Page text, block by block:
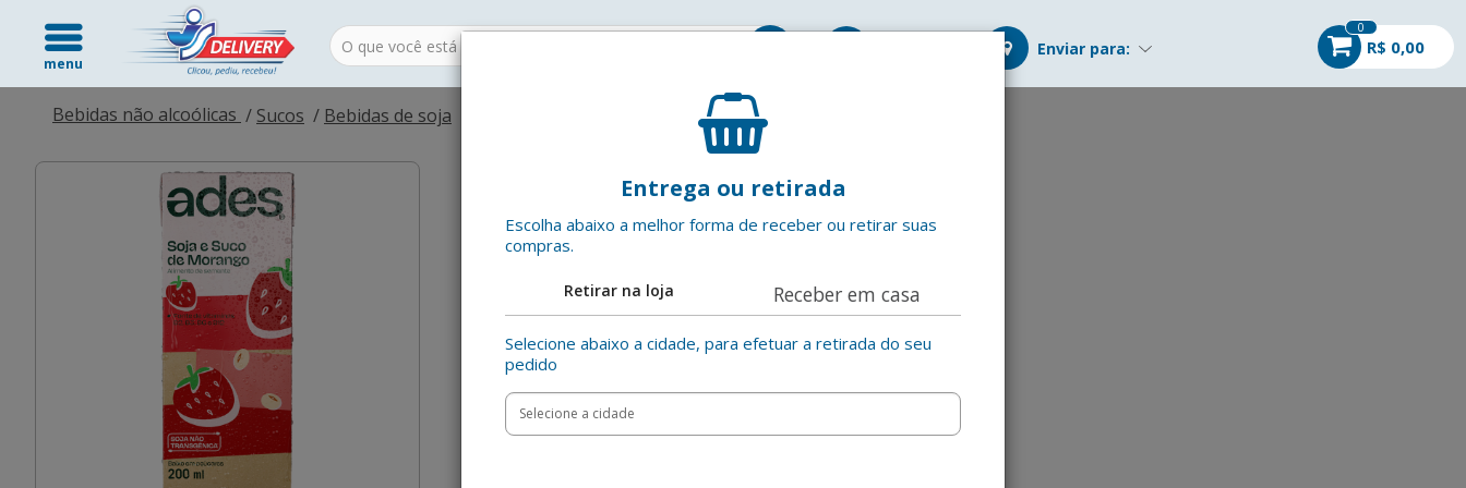
menu
Enviar para:
0
R$ 0,00
Entrega ou retirada
Escolha abaixo a melhor forma de receber ou retirar suas
compras.
Retirar na loja Receber em casa
Selecione abaixo a cidade, para efetuar a retirada do seu
pedido
Bebidas não alcoólicas Sucos Bebidas de soja
Bebida à Base de Soja Morango Ades Caixa 200ml
Add
to
cart
Product
ActionsAdicionar